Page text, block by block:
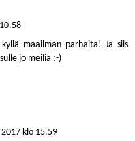
maailman parhaita! Ja siis
jo meiliä :-)
klo 15.59